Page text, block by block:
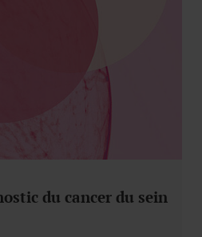
du cancer du sein